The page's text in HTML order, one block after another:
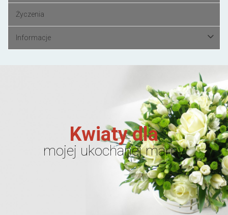
Życzenia
Informacje
Kwiaty dla
mojej ukochanej mamy